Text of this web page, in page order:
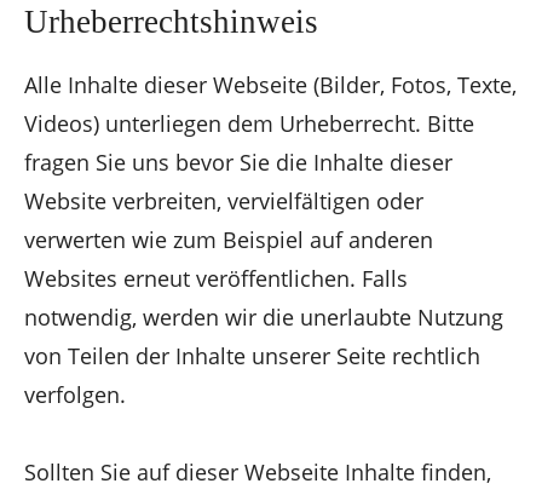
Urheberrechtshinweis
Alle Inhalte dieser Webseite (Bilder, Fotos, Texte,
Videos) unterliegen dem Urheberrecht. Bitte
fragen Sie uns bevor Sie die Inhalte dieser
Website verbreiten, vervielfältigen oder
verwerten wie zum Beispiel auf anderen
Websites erneut veröffentlichen. Falls
notwendig, werden wir die unerlaubte Nutzung
von Teilen der Inhalte unserer Seite rechtlich
verfolgen.
Sollten Sie auf dieser Webseite Inhalte finden,